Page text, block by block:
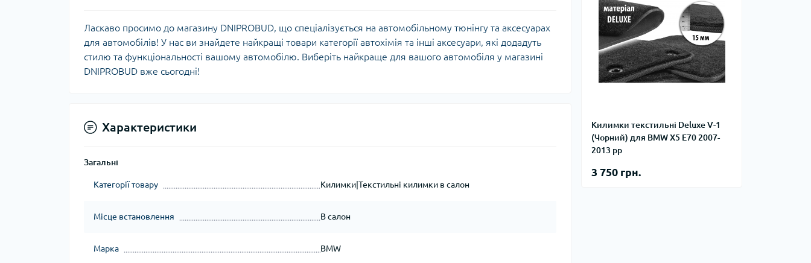
Килимки текстильні Deluxe V-1
(Чорний) для BMW X5 E70 2007-
2013 рр
3 750 грн.
Ласкаво просимо до магазину DNIPROBUD, що спеціалізується на автомобільному тюнінгу та аксесуарах
для автомобілів! У нас ви знайдете найкращі товари категорії автохімія та інші аксесуари, які додадуть
стилю та функціональності вашому автомобілю. Виберіть найкраще для вашого автомобіля у магазині
DNIPROBUD вже сьогодні!
Характеристики
Загальні
Категорії товару Килимки|Текстильні килимки в салон
Місце встановлення В салон
Марка BMW